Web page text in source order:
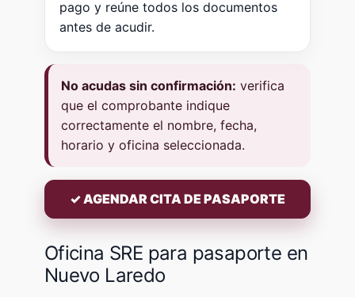
pago y reúne todos los documentos
antes de acudir.
No acudas sin confirmación: verifica
que el comprobante indique
correctamente el nombre, fecha,
horario y oficina seleccionada.
✓ AGENDAR CITA DE PASAPORTE
Oficina SRE para pasaporte en
Nuevo Laredo